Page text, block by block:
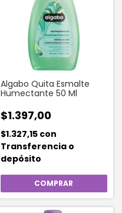
Algabo Quita Esmalte
Humectante 50 Ml
$1.397,00
$1.327,15 con
Transferencia o
depósito